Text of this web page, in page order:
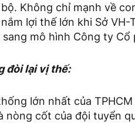
Không chỉ mạnh về
lợi thế lớn khi Sở
mô hình Công ty Cổ
đòi lại vị thế:
lớn nhất của
nòng cốt của đội tuyển